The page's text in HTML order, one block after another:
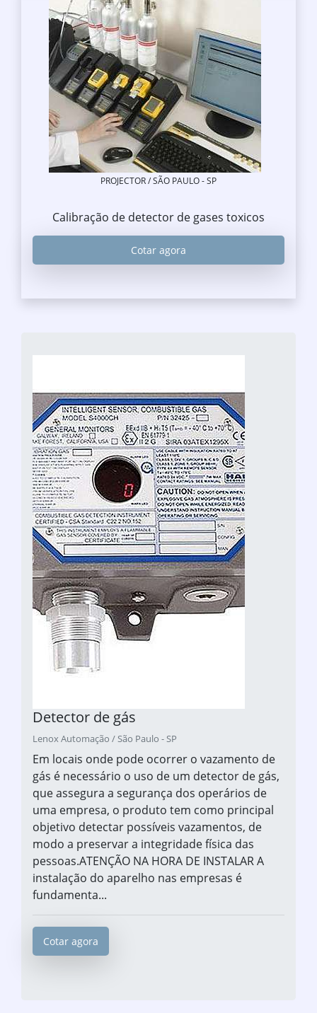
PROJECTOR / SÃO PAULO - SP
Calibração de detector de gases toxicos
Cotar agora
Detector de gás
Lenox Automação / São Paulo - SP
Em locais onde pode ocorrer o vazamento de
gás é necessário o uso de um detector de gás,
que assegura a segurança dos operários de
uma empresa, o produto tem como principal
objetivo detectar possíveis vazamentos, de
modo a preservar a integridade física das
pessoas.ATENÇÃO NA HORA DE INSTALAR A
instalação do aparelho nas empresas é
fundamenta...
Cotar agora